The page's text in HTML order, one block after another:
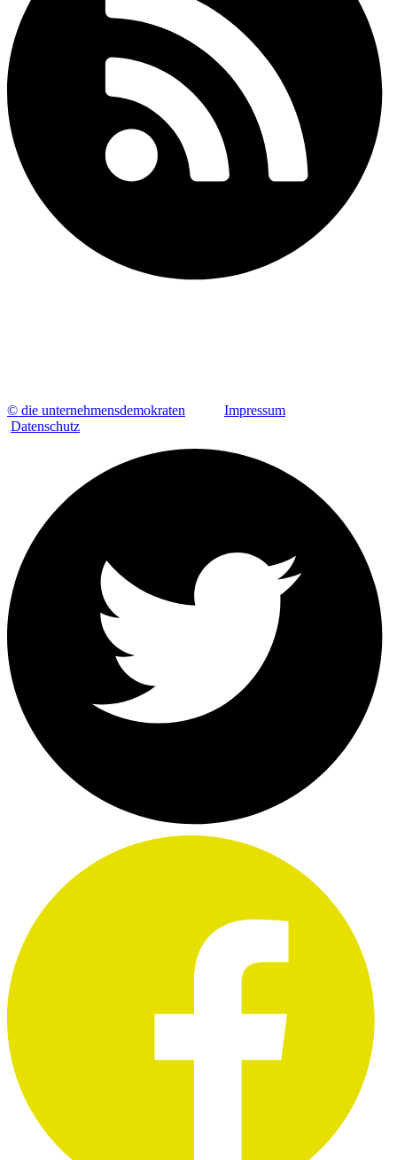
© die unternehmensdemokraten
Impressum
Datenschutz